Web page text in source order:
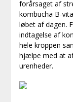
forårsaget af
kombucha B-
løbet af dagen.
indtagelse af
hele kroppen
hjælpe med at
urenheder.